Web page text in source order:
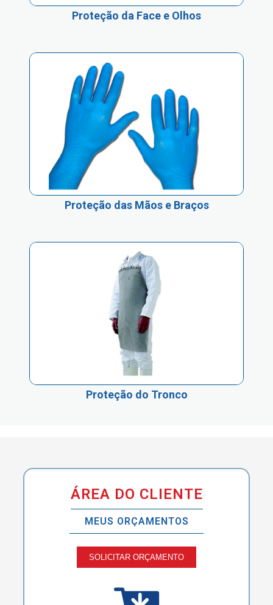
Proteção da Face e Olhos
Proteção das Mãos e Braços
Proteção do Tronco
ÁREA DO CLIENTE
MEUS ORÇAMENTOS
SOLICITAR ORÇAMENTO